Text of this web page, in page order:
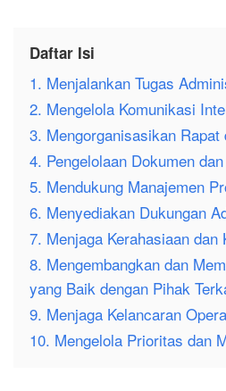
Daftar Isi
1. Menjalankan Tugas
2. Mengelola Komunikasi
3. Mengorganisasikan Rapat
4. Pengelolaan Dokumen
5. Mendukung Manajemen
6. Menyediakan Dukungan
7. Menjaga Kerahasiaan dan
8. Mengembangkan dan
yang Baik dengan Pihak
9. Menjaga Kelancaran
10. Mengelola Prioritas dan